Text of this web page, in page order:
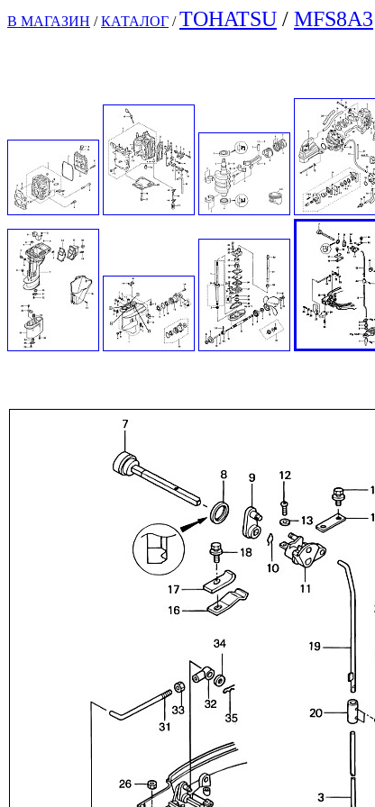
В МАГАЗИН / КАТАЛОГ /TOHATSU / MFS8A3